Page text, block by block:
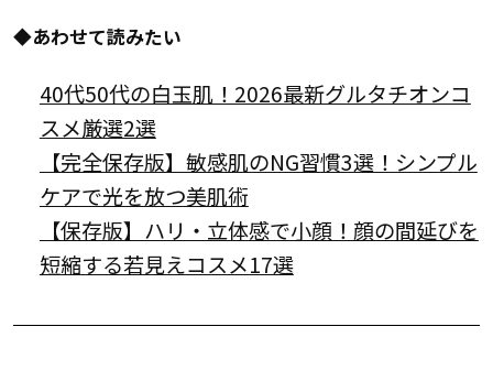
◆あわせて読みたい
40代50代の白玉肌！2026最新グルタチオンコ
スメ厳選2選
【完全保存版】敏感肌のNG習慣3選！シンプル
ケアで光を放つ美肌術
【保存版】ハリ・立体感で小顔！顔の間延びを
短縮する若見えコスメ17選